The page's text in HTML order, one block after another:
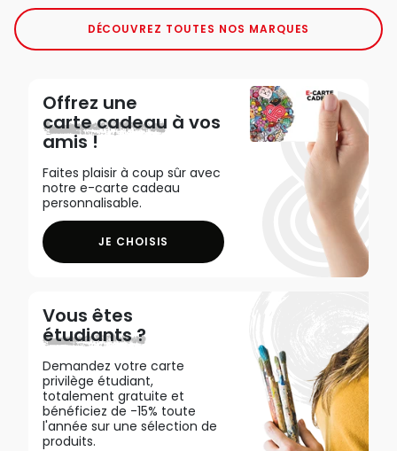
DÉCOUVREZ TOUTES NOS MARQUES
Offrez une
carte cadeau à vos
amis !
Faites plaisir à coup sûr avec
notre e-carte cadeau
personnalisable.
JE CHOISIS
Vous êtes
étudiants ?
Demandez votre carte
privilège étudiant,
totalement gratuite et
bénéficiez de -15% toute
l'année sur une sélection de
produits.